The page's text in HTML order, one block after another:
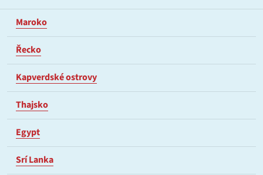
Maroko
Řecko
Kapverdské ostrovy
Thajsko
Egypt
Srí Lanka